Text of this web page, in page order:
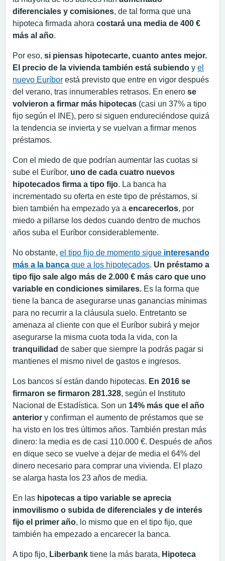
diferenciales y comisiones, de tal forma que una
hipoteca firmada ahora costará una media de 400 €
más al año.
Por eso, si piensas hipotecarte, cuanto antes mejor.
El precio de la vivienda también está subiendo y el
nuevo Euríbor está previsto que entre en vigor después
del verano, tras innumerables retrasos. En enero se
volvieron a firmar más hipotecas (casi un 37% a tipo
fijo según el INE), pero si siguen endureciéndose quizá
la tendencia se invierta y se vuelvan a firmar menos
préstamos.
Con el miedo de que podrían aumentar las cuotas si
sube el Euríbor, uno de cada cuatro nuevos
hipotecados firma a tipo fijo. La banca ha
incrementado su oferta en este tipo de préstamos, si
bien también ha empezado ya a encarecerlos, por
miedo a pillarse los dedos cuando dentro de muchos
años suba el Euríbor considerablemente.
No obstante, el tipo fijo de momento sigue interesando
más a la banca que a los hipotecados. Un préstamo a
tipo fijo sale algo más de 2.000 € más caro que uno
variable en condiciones similares. Es la forma que
tiene la banca de asegurarse unas ganancias mínimas
para no recurrir a la cláusula suelo. Entretanto se
amenaza al cliente con que el Euríbor subirá y mejor
asegurarse la misma cuota toda la vida, con la
tranquilidad de saber que siempre la podrás pagar si
mantienes el mismo nivel de gastos e ingresos.
Los bancos sí están dando hipotecas. En 2016 se
firmaron se firmaron 281.328, según el Instituto
Nacional de Estadística. Son un 14% más que el año
anterior y confirman el aumento de préstamos que se
ha visto en los tres últimos años. También prestan más
dinero: la media es de casi 110.000 €. Después de años
en dique seco se vuelve a dejar de media el 64% del
dinero necesario para comprar una vivienda. El plazo
se alarga hasta los 23 años de media.
En las hipotecas a tipo variable se aprecia
inmovilismo o subida de diferenciales y de interés
fijo el primer año, lo mismo que en el tipo fijo, que
también ha empezado a encarecer la banca.
A tipo fijo, Liberbank tiene la más barata, Hipoteca